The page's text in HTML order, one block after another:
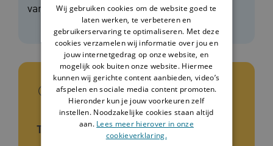
van rouw en verlies.
In het kort
Type tool
Wij gebruiken cookies om de website goed te
laten werken, te verbeteren en
gebruikerservaring te optimaliseren. Met deze
cookies verzamelen wij informatie over jou en
jouw internetgedrag op onze website, en
mogelijk ook buiten onze website. Hiermee
kunnen wij gerichte content aanbieden, video’s
afspelen en sociale media content promoten.
Hieronder kun je jouw voorkeuren zelf
instellen. Noodzakelijke cookies staan altijd
aan. Lees meer hierover in onze
cookieverklaring.